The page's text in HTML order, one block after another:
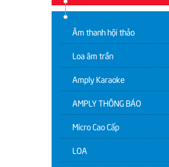
Âm thanh hội thảo
Loa âm trần
Amply Karaoke
AMPLY THÔNG BÁO
Micro Cao Cấp
LOA